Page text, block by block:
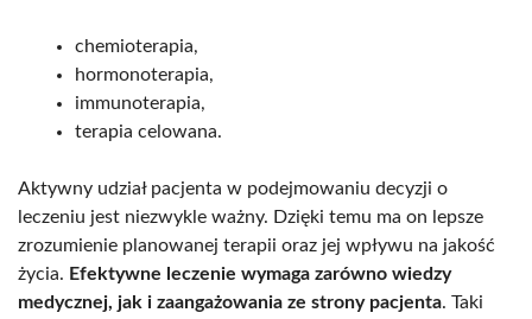
chemioterapia,
hormonoterapia,
immunoterapia,
terapia celowana.
Aktywny udział pacjenta w podejmowaniu decyzji o
leczeniu jest niezwykle ważny. Dzięki temu ma on lepsze
zrozumienie planowanej terapii oraz jej wpływu na jakość
życia. Efektywne leczenie wymaga zarówno wiedzy
medycznej, jak i zaangażowania ze strony pacjenta. Taki